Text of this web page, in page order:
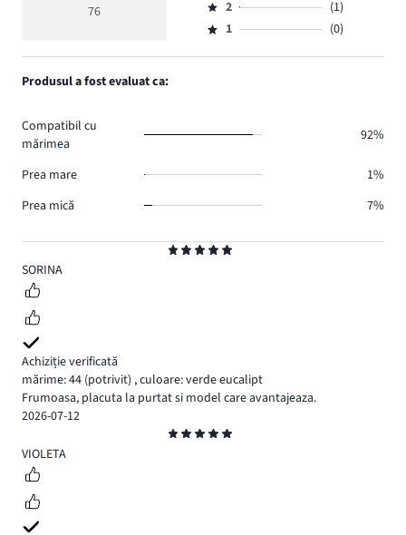
5
SORINA
Achiziție verificată
mărime: 44 (potrivit) ,culoare: verde eucalipt
Frumoasa, placuta la purtat si model care avantajeaza.
2026-07-12
5
VIOLETA
medie
76
voturi
71.
numărul
de
3.
3,
numărul
Evaluare
2,
2
(1)
Evaluare
1,
1 (0)
Produsul a fost evaluat ca:
Compatibil cu
mărimea
92%
Prea mare
1%
Prea mică
7%